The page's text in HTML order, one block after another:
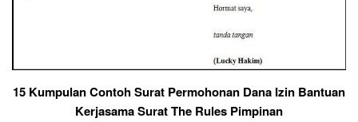
15 Kumpulan Contoh Surat Permohonan Dana Izin Bantuan
Kerjasama Surat The Rules Pimpinan